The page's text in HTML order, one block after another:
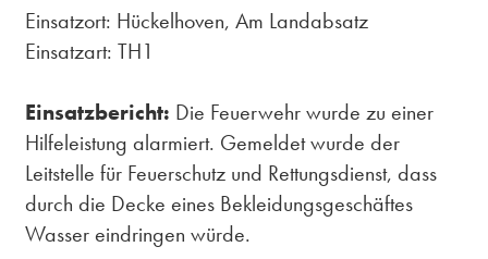
Einsatzort: Hückelhoven, Am Landabsatz
Einsatzart: TH1
Einsatzbericht: Die Feuerwehr wurde zu einer
Hilfeleistung alarmiert. Gemeldet wurde der
Leitstelle für Feuerschutz und Rettungsdienst, dass
durch die Decke eines Bekleidungsgeschäftes
Wasser eindringen würde.